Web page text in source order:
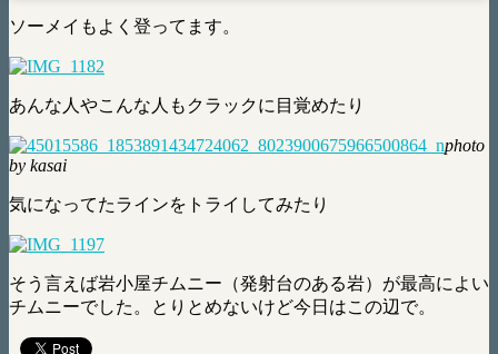
ソーメイもよく登ってます。
あんな人やこんな人もクラックに目覚めたり
photo
by kasai
気になってたラインをトライしてみたり
そう言えば岩小屋チムニー（発射台のある岩）が最高によい
チムニーでした。とりとめないけど今日はこの辺で。